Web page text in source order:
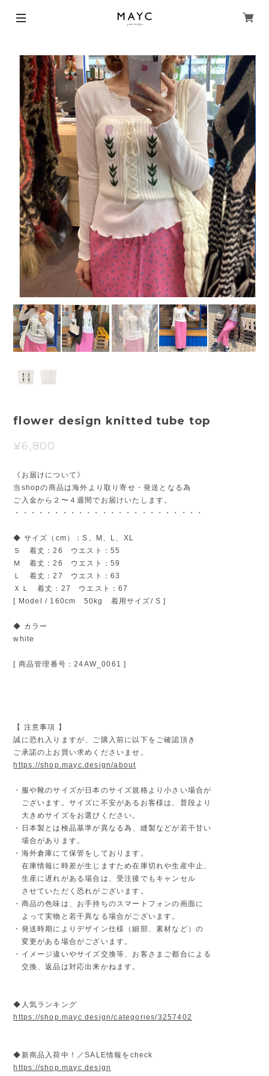
flower design knitted tube top
¥6,800
《お届けについて》
当shopの商品は海外より取り寄せ・発送となる為
ご入金から２〜４週間でお届けいたします。
・・・・・・・・・・・・・・・・・・・・・・・・
◆ サイズ（cm）：S、M、L、XL
Ｓ 着丈：26 ウエスト：55
Ｍ 着丈：26 ウエスト：59
Ｌ 着丈：27 ウエスト：63
ＸＬ 着丈：27 ウエスト：67
[ Model / 160cm 50kg 着用サイズ/ S ]
◆ カラー
white
[ 商品管理番号：24AW_0061 ]
【 注意事項 】
誠に恐れ入りますが、ご購入前に以下をご確認頂き
ご承諾の上お買い求めくださいませ。
https://shop.mayc.design/about
・服や靴のサイズが日本のサイズ規格より小さい場合が
ございます。サイズに不安があるお客様は、普段より
大きめサイズをお選びください。
・日本製とは検品基準が異なる為、縫製などが若干甘い
場合があります。
・海外倉庫にて保管をしております。
在庫情報に時差が生じますため在庫切れや生産中止、
生産に遅れがある場合は、受注後でもキャンセル
させていただく恐れがございます。
・商品の色味は、お手持ちのスマートフォンの画面に
よって実物と若干異なる場合がございます。
・発送時期によりデザイン仕様（細部、素材など）の
変更がある場合がございます。
・イメージ違いやサイズ交換等、お客さまご都合による
交換、返品は対応出来かねます。
◆人気ランキング
https://shop.mayc.design/categories/3257402
◆新商品入荷中！／SALE情報をcheck
https://shop.mayc.design